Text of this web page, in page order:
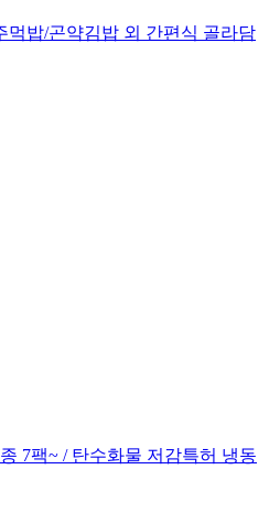
먹밥/곤약김밥 외 간편식 골라담
7팩~ / 탄수화물 저감특허 냉동